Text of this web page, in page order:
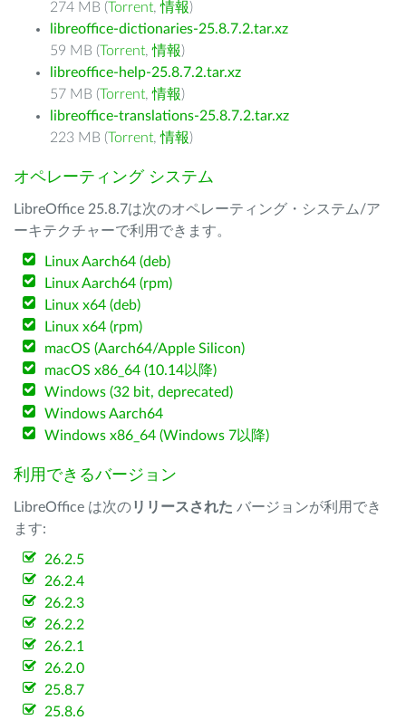
274 MB (Torrent,情報)
libreoffice-dictionaries-25.8.7.2.tar.xz
59 MB (Torrent,情報)
libreoffice-help-25.8.7.2.tar.xz
57 MB (Torrent,情報)
libreoffice-translations-25.8.7.2.tar.xz
223 MB (Torrent,情報)
オペレーティング システム
LibreOffice 25.8.7は次のオペレーティング・システム/ア
ーキテクチャーで利用できます。
Linux Aarch64 (deb)
Linux Aarch64 (rpm)
Linux x64 (deb)
Linux x64 (rpm)
macOS (Aarch64/Apple Silicon)
macOS x86_64 (10.14以降)
Windows (32 bit, deprecated)
Windows Aarch64
Windows x86_64 (Windows 7以降)
利用できるバージョン
LibreOffice は次のリリースされた バージョンが利用でき
ます:
26.2.5
26.2.4
26.2.3
26.2.2
26.2.1
26.2.0
25.8.7
25.8.6